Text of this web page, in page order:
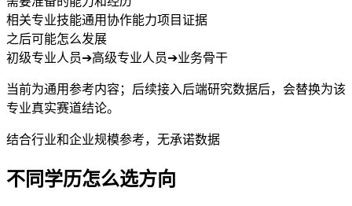
相关专业技能通用协作能力项目证据
之后可能怎么发展
初级专业人员➔高级专业人员➔业务骨干
当前为通用参考内容；后续接入后端研究数据后，会替换为该
专业真实赛道结论。
结合行业和企业规模参考，无承诺数据
不同学历怎么选方向